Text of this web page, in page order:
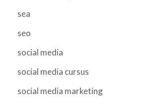
sea
seo
social media
social media cursus
social media marketing